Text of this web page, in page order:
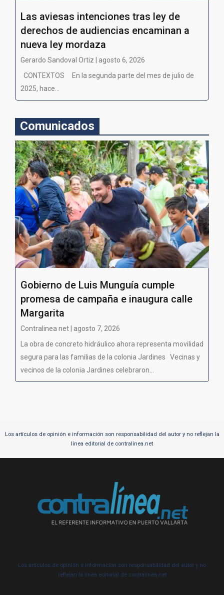
Las aviesas intenciones tras ley de
derechos de audiencias encaminan a
nueva ley mordaza
Gerardo Sandoval Ortiz | agosto 6, 2026
CONTEXTOS En la segunda parte del mes de julio de
2025, hace...
Comunicados
Gobierno de Luis Munguía cumple
promesa de campaña e inaugura calle
Margarita
Contralinea net | agosto 7, 2026
La obra de concreto hidráulico ahora representa movilidad
segura para las familias de la colonia Jardines Vecinas y
vecinos de la colonia Jardines celebraron...
Los artículos de opinión e información son responsabilidad del autor y no reflejan la
línea editorial de contralínea.net
Los artículos de opinión e información son responsabilidad del autor y no
reflejan la línea editorial de contralínea.net